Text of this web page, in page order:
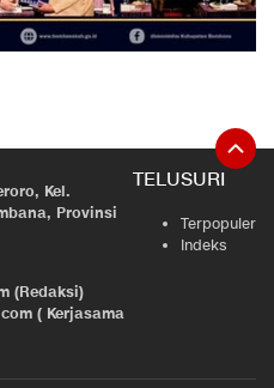
Kel.
Provinsi
(Redaksi)
( Kerjasama
TELUSURI
Terpopuler
Indeks